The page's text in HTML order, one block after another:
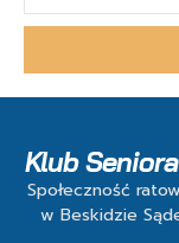
Klub
Społeczność
w Beskidzie